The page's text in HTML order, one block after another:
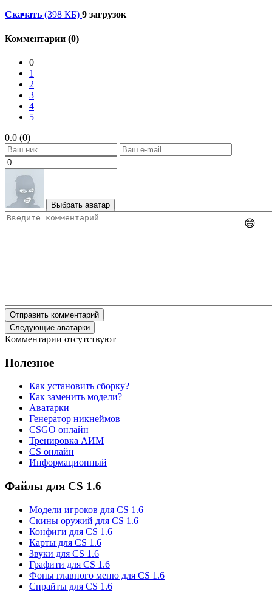
Скачать (398 КБ) 9 загрузок
Комментарии (0)
0
1
2
3
4
5
0.0 (0)
Выбрать аватар
😄
Отправить комментарий
Следующие аватарки
Комментарии отсутствуют
Полезное
Как установить сборку?
Как заменить модели?
Аватарки
Генератор никнеймов
CSGO онлайн
Тренировка АИМ
CS онлайн
Информационный
Файлы для CS 1.6
Модели игроков для CS 1.6
Скины оружий для CS 1.6
Конфиги для CS 1.6
Карты для CS 1.6
Звуки для CS 1.6
Графити для CS 1.6
Фоны главного меню для CS 1.6
Спрайты для CS 1.6